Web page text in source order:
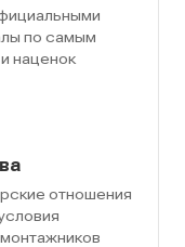
по самым
наценок
отношения